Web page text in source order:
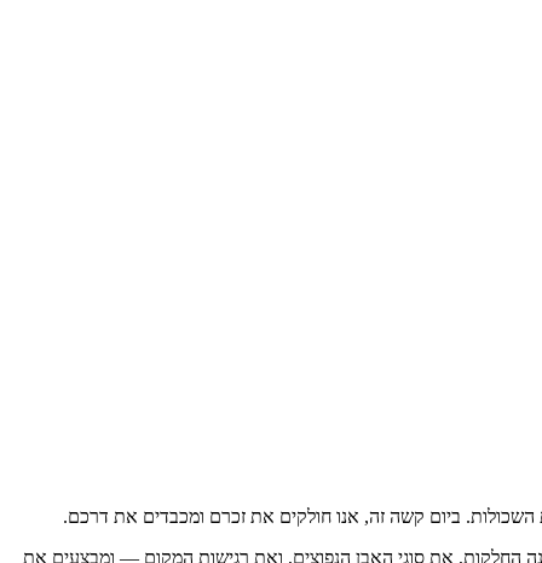
ביום קשה זה, אנו חולקים את זכרם ומכבדים את דרכם.
החלקות, את סוגי האבן הנפוצים, ואת רגישות המקום — ומבצעים את